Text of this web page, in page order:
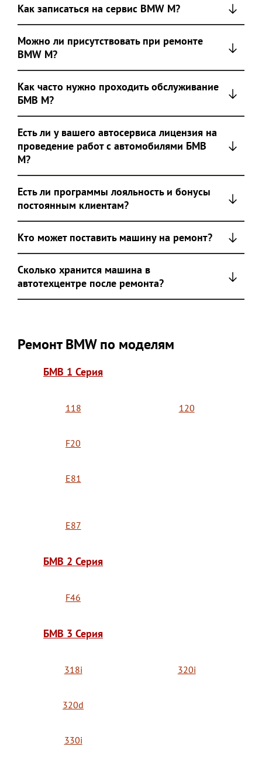
Как записаться на сервис BMW M?
Можно ли присутствовать при ремонте
BMW M?
Как часто нужно проходить обслуживание
БМВ М?
Есть ли у вашего автосервиса лицензия на
проведение работ с автомобилями БМВ
М?
Есть ли программы лояльность и бонусы
постоянным клиентам?
Кто может поставить машину на ремонт?
Сколько хранится машина в
автотехцентре после ремонта?
Ремонт BMW по моделям
БМВ 1 Серия
118 120
F20
E81
E87
БМВ 2 Серия
F46
БМВ 3 Серия
318i 320i
320d
330i